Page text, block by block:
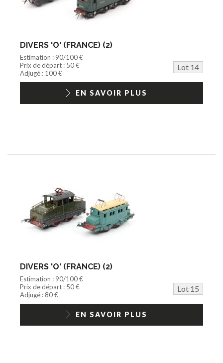
DIVERS 'O' (FRANCE) (2)
Estimation : 90/100 €
Prix de départ : 50 €
Lot 14
Adjugé : 100 €
EN SAVOIR PLUS
DIVERS 'O' (FRANCE) (2)
Estimation : 90/100 €
Prix de départ : 50 €
Lot 15
Adjugé : 80 €
EN SAVOIR PLUS